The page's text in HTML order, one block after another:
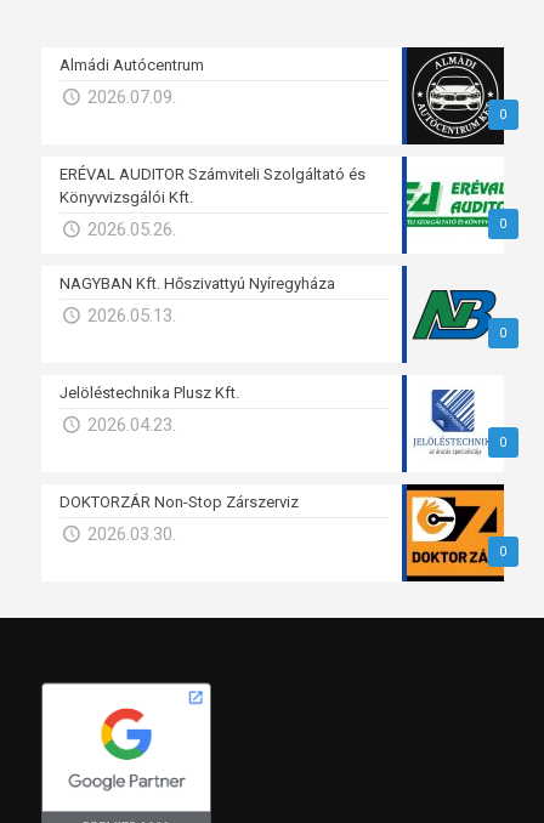
0
Almádi Autócentrum
2026.07.09.
0
ERÉVAL AUDITOR Számviteli Szolgáltató és
Könyvvizsgálói Kft.
2026.05.26.
0
NAGYBAN Kft. Hőszivattyú Nyíregyháza
2026.05.13.
0
Jelöléstechnika Plusz Kft.
2026.04.23.
0
DOKTORZÁR Non-Stop Zárszerviz
2026.03.30.